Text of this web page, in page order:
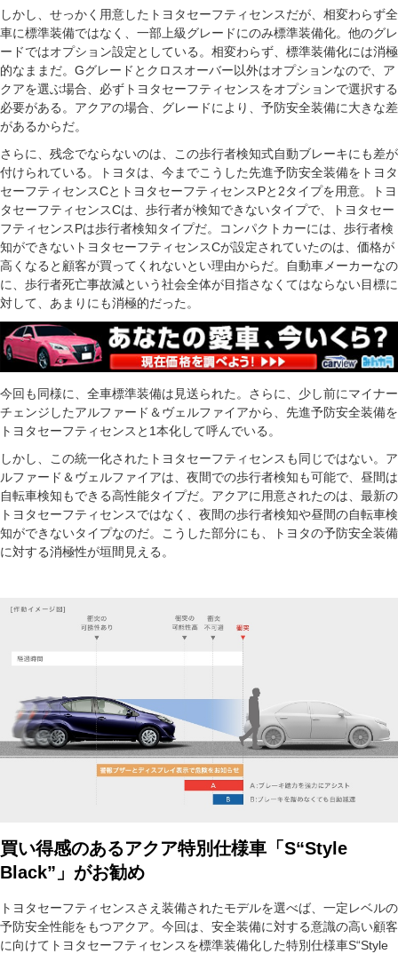
しかし、せっかく用意したトヨタセーフティセンスだが、相変わらず全
車に標準装備ではなく、一部上級グレードにのみ標準装備化。他のグレ
ードではオプション設定としている。相変わらず、標準装備化には消極
的なままだ。Gグレードとクロスオーバー以外はオプションなので、ア
クアを選ぶ場合、必ずトヨタセーフティセンスをオプションで選択する
必要がある。アクアの場合、グレードにより、予防安全装備に大きな差
があるからだ。
さらに、残念でならないのは、この歩行者検知式自動ブレーキにも差が
付けられている。トヨタは、今までこうした先進予防安全装備をトヨタ
セーフティセンスCとトヨタセーフティセンスPと2タイプを用意。トヨ
タセーフティセンスCは、歩行者が検知できないタイプで、トヨタセー
フティセンスPは歩行者検知タイプだ。コンパクトカーには、歩行者検
知ができないトヨタセーフティセンスCが設定されていたのは、価格が
高くなると顧客が買ってくれないとい理由からだ。自動車メーカーなの
に、歩行者死亡事故減という社会全体が目指さなくてはならない目標に
対して、あまりにも消極的だった。
今回も同様に、全車標準装備は見送られた。さらに、少し前にマイナー
チェンジしたアルファード＆ヴェルファイアから、先進予防安全装備を
トヨタセーフティセンスと1本化して呼んでいる。
しかし、この統一化されたトヨタセーフティセンスも同じではない。ア
ルファード＆ヴェルファイアは、夜間での歩行者検知も可能で、昼間は
自転車検知もできる高性能タイプだ。アクアに用意されたのは、最新の
トヨタセーフティセンスではなく、夜間の歩行者検知や昼間の自転車検
知ができないタイプなのだ。こうした部分にも、トヨタの予防安全装備
に対する消極性が垣間見える。
買い得感のあるアクア特別仕様車「S“Style
Black”」がお勧め
トヨタセーフティセンスさえ装備されたモデルを選べば、一定レベルの
予防安全性能をもつアクア。今回は、安全装備に対する意識の高い顧客
に向けてトヨタセーフティセンスを標準装備化した特別仕様車S“Style